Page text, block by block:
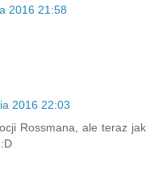
2016 21:58
2016 22:03
Rossmana, ale teraz jak